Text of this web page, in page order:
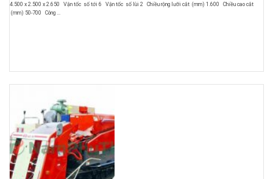
4.500 x 2.500 x 2.650 Vận tốc số tới 6 Vận tốc số lùi 2 Chiều rộng lưỡi cắt (mm) 1.600 Chiều cao cắt
(mm) 50-700 Công ...